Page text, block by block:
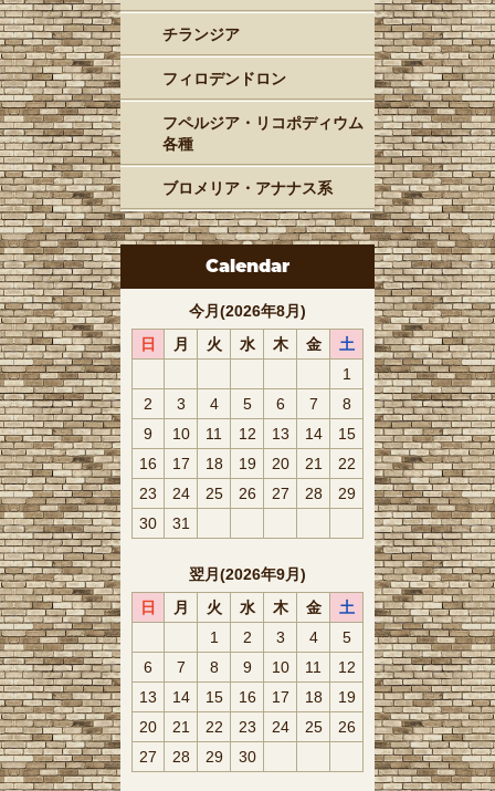
チランジア
フィロデンドロン
フペルジア・リコポディウム
各種
ブロメリア・アナナス系
Calendar
今月(2026年8月)
日
月 火 水 木 金
土
1
2
3 4 5 6 7
8
9
10 11 12 13 14
15
16
17 18 19 20 21
22
23
24 25 26 27 28
29
30
31
翌月(2026年9月)
日
月 火 水 木 金
土
1
2 3 4
5
6
7 8 9 10 11
12
13
14 15 16 17 18
19
20
21 22 23 24 25
26
27
28 29 30